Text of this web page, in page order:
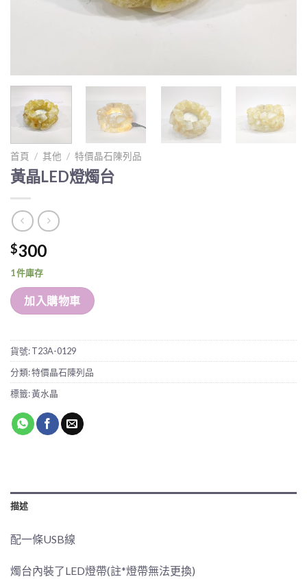
首頁 / 其他 / 特價晶石陳列品
黃晶LED燈燭台
$300
1 件庫存
加入購物車
貨號:T23A-0129
分類:特價晶石陳列品
標籤:黃水晶
描述
配一條USB線
燭台內裝了LED燈帶(註*燈帶無法更換)